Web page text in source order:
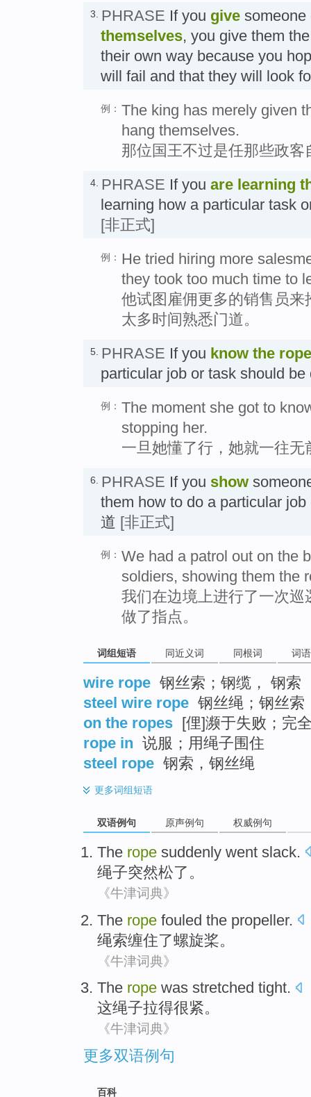
3. PHRASE If you give someone
themselves, you give them
their own way because you
will fail and that they will look
例： The king has merely given
hang themselves.
那位国王不过是任那些政客
4. PHRASE If you are learning
learning how a particular task
[非正式]
例： He tried hiring more
they took too much time to
他试图雇佣更多的销售员
太多时间熟悉门道。
5. PHRASE If you know the
particular job or task should
例： The moment she got to
stopping her.
一旦她懂了行，她就一往无
6. PHRASE If you show
them how to do a particular
道 [非正式]
例： We had a patrol out on the
soldiers, showing them the
我们在边境上进行了一次
做了指点。
词组短语 同近义词 同根词 词
wire rope 钢丝索；钢缆， 钢索
steel wire rope 钢丝绳；钢丝索
on the ropes [俚]濒于失败；完
rope in 说服；用绳子围住
steel rope 钢索，钢丝绳
更多词组短语
双语例句 原声例句 权威例句
The rope suddenly went slack.
绳子突然松了。
《牛津词典》
The rope fouled the propeller.
绳索缠住了螺旋桨。
《牛津词典》
The rope was stretched tight.
这绳子拉得很紧。
《牛津词典》
更多双语例句
百科